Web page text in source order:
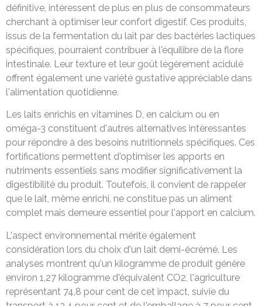
définitive, intéressent de plus en plus de consommateurs
cherchant à optimiser leur confort digestif. Ces produits,
issus de la fermentation du lait par des bactéries lactiques
spécifiques, pourraient contribuer à l'équilibre de la flore
intestinale. Leur texture et leur goût légèrement acidulé
offrent également une variété gustative appréciable dans
l'alimentation quotidienne.
Les laits enrichis en vitamines D, en calcium ou en
oméga-3 constituent d'autres alternatives intéressantes
pour répondre à des besoins nutritionnels spécifiques. Ces
fortifications permettent d'optimiser les apports en
nutriments essentiels sans modifier significativement la
digestibilité du produit. Toutefois, il convient de rappeler
que le lait, même enrichi, ne constitue pas un aliment
complet mais demeure essentiel pour l'apport en calcium.
L'aspect environnemental mérite également
considération lors du choix d'un lait demi-écrémé. Les
analyses montrent qu'un kilogramme de produit génère
environ 1,27 kilogramme d'équivalent CO2, l'agriculture
représentant 74,8 pour cent de cet impact, suivie du